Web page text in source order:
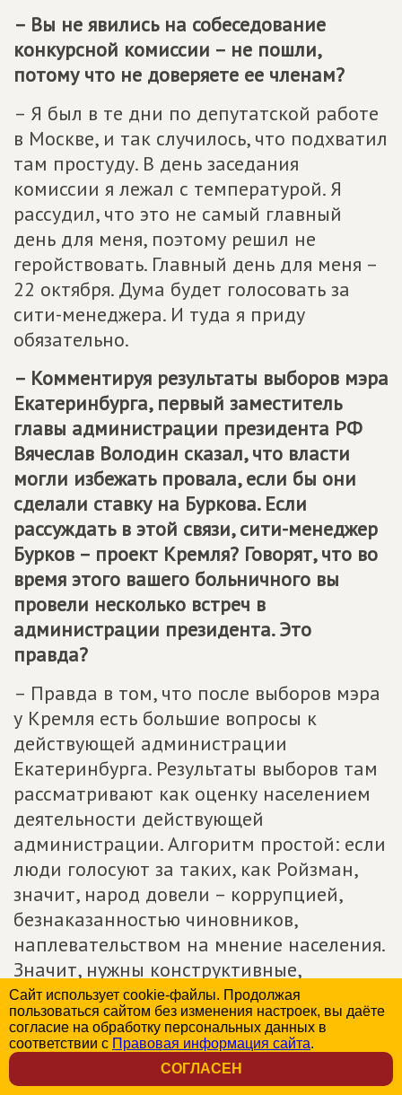
– Вы не явились на собеседование
конкурсной комиссии – не пошли,
потому что не доверяете ее членам?
– Я был в те дни по депутатской работе
в Москве, и так случилось, что подхватил
там простуду. В день заседания
комиссии я лежал с температурой. Я
рассудил, что это не самый главный
день для меня, поэтому решил не
геройствовать. Главный день для меня –
22 октября. Дума будет голосовать за
сити-менеджера. И туда я приду
обязательно.
– Комментируя результаты выборов мэра
Екатеринбурга, первый заместитель
главы администрации президента РФ
Вячеслав Володин сказал, что власти
могли избежать провала, если бы они
сделали ставку на Буркова. Если
рассуждать в этой связи, сити-менеджер
Бурков – проект Кремля? Говорят, что во
время этого вашего больничного вы
провели несколько встреч в
администрации президента. Это
правда?
– Правда в том, что после выборов мэра
у Кремля есть большие вопросы к
действующей администрации
Екатеринбурга. Результаты выборов там
рассматривают как оценку населением
деятельности действующей
администрации. Алгоритм простой: если
люди голосуют за таких, как Ройзман,
значит, народ довели – коррупцией,
безнаказанностью чиновников,
наплевательством на мнение населения.
Значит, нужны конструктивные,
грамотные, востребованные жителями
города перемены.
Что касается меня, то я именно за такие
перемены. И я, конечно, благодарен
Сайт использует cookie-файлы. Продолжая
пользоваться сайтом без изменения настроек, вы даёте
согласие на обработку персональных данных в
соответствии с Правовая информация сайта.
СОГЛАСЕН